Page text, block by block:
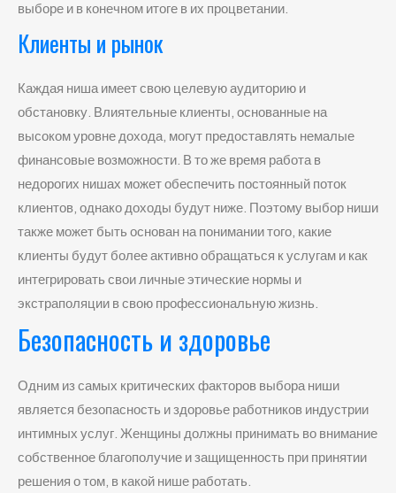
выборе и в конечном итоге в их процветании.
Клиенты и рынок
Каждая ниша имеет свою целевую аудиторию и
обстановку. Влиятельные клиенты, основанные на
высоком уровне дохода, могут предоставлять немалые
финансовые возможности. В то же время работа в
недорогих нишах может обеспечить постоянный поток
клиентов, однако доходы будут ниже. Поэтому выбор ниши
также может быть основан на понимании того, какие
клиенты будут более активно обращаться к услугам и как
интегрировать свои личные этические нормы и
экстраполяции в свою профессиональную жизнь.
Безопасность и здоровье
Одним из самых критических факторов выбора ниши
является безопасность и здоровье работников индустрии
интимных услуг. Женщины должны принимать во внимание
собственное благополучие и защищенность при принятии
решения о том, в какой нише работать.